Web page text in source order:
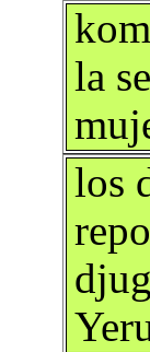
la
los